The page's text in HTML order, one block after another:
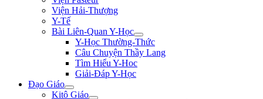
Viện Hải-Thượng
Y-Tế
Bài Liên-Quan Y-Học
Y-Học Thường-Thức
Câu Chuyện Thầy Lang
Tìm Hiểu Y-Hoc
Giải-Đáp Y-Học
Đạo Giáo
Kitô Giáo